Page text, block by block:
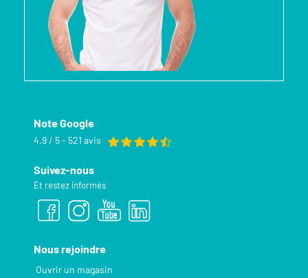
Note Google
4.9 / 5 - 521 avis
Suivez-nous
Et restez informés
Nous rejoindre
Ouvrir un magasin